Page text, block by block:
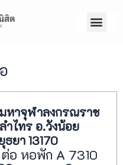
หาจุฬาลงกรณราช
ำไทร อ.วังน้อย
ยา 13170
อ หอพัก A 7310